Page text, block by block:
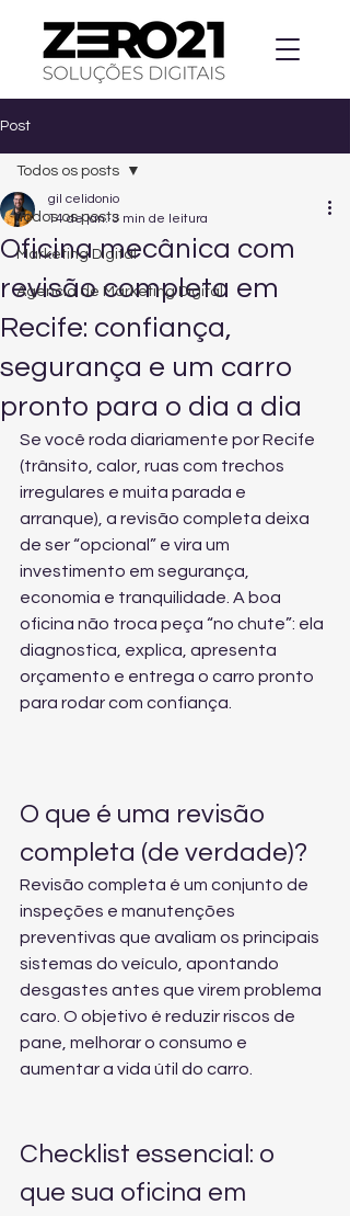
Post
Todos os posts
Marketing Digital
Agencia de Marketing Digital
Todos os posts
Oficina mecânica com
revisão completa em
Recife: confiança,
segurança e um carro
pronto para o dia a dia
gil celidonio
14 de jan. 3 min de leitura
Se você roda diariamente por Recife
(trânsito, calor, ruas com trechos
irregulares e muita parada e
arranque), a revisão completa deixa
de ser “opcional” e vira um
investimento em segurança,
economia e tranquilidade. A boa
oficina não troca peça “no chute”: ela
diagnostica, explica, apresenta
orçamento e entrega o carro pronto
para rodar com confiança.
O que é uma revisão
completa (de verdade)?
Revisão completa é um conjunto de
inspeções e manutenções
preventivas que avaliam os principais
sistemas do veículo, apontando
desgastes antes que virem problema
caro. O objetivo é reduzir riscos de
pane, melhorar o consumo e
aumentar a vida útil do carro.
Checklist essencial: o
que sua oficina em